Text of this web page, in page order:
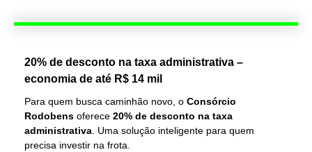
20% de desconto na taxa administrativa –
economia de até R$ 14 mil
Para quem busca caminhão novo, o Consórcio
Rodobens oferece 20% de desconto na taxa
administrativa . Uma solução inteligente para quem
precisa investir na frota.